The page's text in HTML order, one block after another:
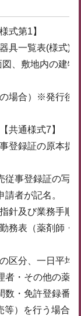
式第1】
具一覧表(様式)
、敷地内の建
場合）※発行後
共通様式7】
登録証の原本提
事登録証の写
者が記名。
針及び業務手順
務表（薬剤師・
区分、一日平均
者・その他の薬
数・免許登録番
等）を行う場合